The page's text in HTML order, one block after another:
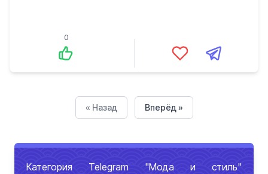
0
« Назад Вперёд »
Категория Telegram "Мода и стиль"